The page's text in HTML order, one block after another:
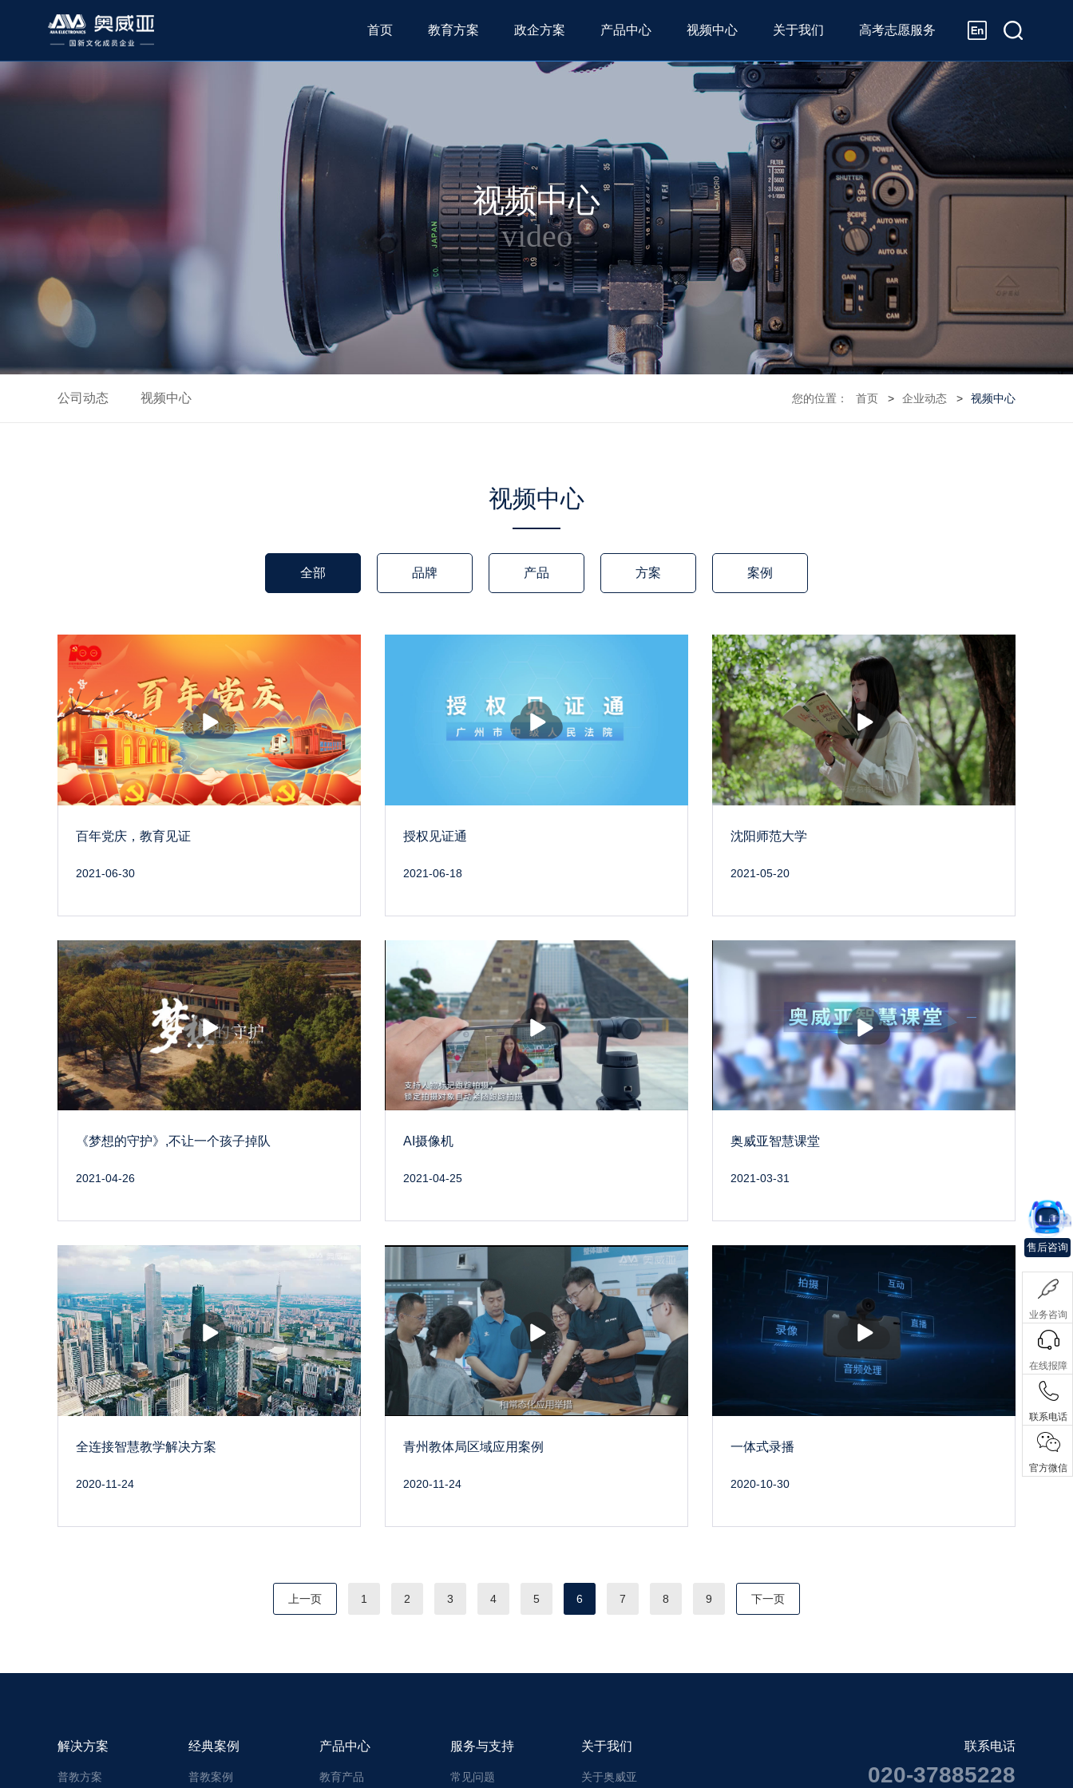
首页 教育方案 政企方案 产品中心 视频中心 关于我们 高考志愿服务
视频中心
video
公司动态 视频中心 您的位置： 首页 企业动态 视频中心
视频中心
全部 品牌 产品 方案 案例
播
放
百年党庆，教育见证
2021-06-30
播
放
授权见证通
2021-06-18
播
放
沈阳师范大学
2021-05-20
放
《梦想的守护》,不让一个孩子掉队
2021-04-26
播
放
AI摄像机
2021-04-25
播
放
奥威亚智慧课堂
2021-03-31
播
放
全连接智慧教学解决方案
2020-11-24
放
青州教体局区域应用案例
2020-11-24
放
一体式录播
2020-10-30
上一页 1 2 3 4 5 6 7 8 9 下一页
解决方案
普教方案
经典案例
普教案例
产品中心
教育产品
服务与支持
常见问题
关于我们
关于奥威亚
联系电话
020-37885228
售后咨询
业务咨询
在线报障
联系电话
官方微信